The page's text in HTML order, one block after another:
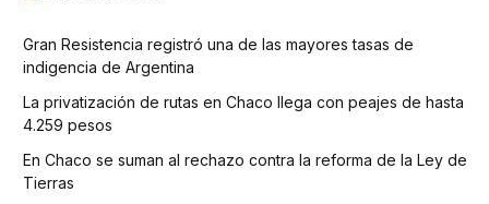
Gran Resistencia registró una de las mayores tasas de
indigencia de Argentina
La privatización de rutas en Chaco llega con peajes de hasta
4.259 pesos
En Chaco se suman al rechazo contra la reforma de la Ley de
Tierras